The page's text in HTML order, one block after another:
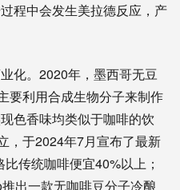
程中会发生美拉德反应，产
化。2020年，墨西哥无豆
要利用合成生物分子来制作
色香味均类似于咖啡的饮
，于2024年7月宣布了最新
传统咖啡便宜40%以上；
出一款无咖啡豆分子冷酿